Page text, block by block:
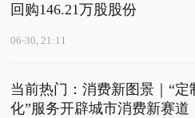
回购146.21万股股份
06-30, 21:11
当前热门：消费新图景｜“定
化”服务开辟城市消费新赛道